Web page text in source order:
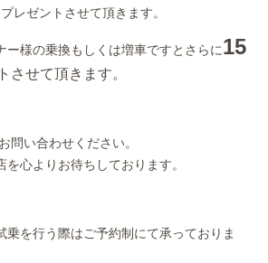
プレゼントさせて頂きます。
ー様の乗換もしくは増車ですとさらに15
させて頂きます。
問い合わせください。
を心よりお待ちしております。
乗を行う際はご予約制にて承っておりま